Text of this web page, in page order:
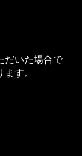
だいた場合で
す。